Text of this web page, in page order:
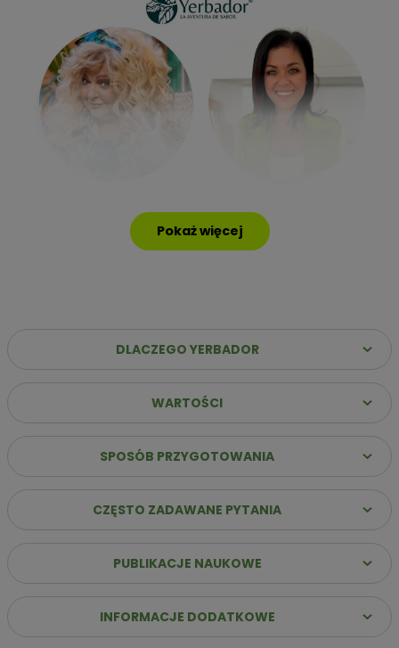
Dlaczego warto wybrać Yerbador Premium?
✔️ Najwyższa jakość suszu– Same liście (sin palo)
poddane starannemu procesowi leżakowania, co
gwarantuje szlachetny i głęboki profil smakowy.
✔️
Stabilna energia bez „zjazdu” – Naturalna kofeina
uwalnia się stopniowo, zapewniając jasność umysłu i siłę do
działania przez wiele godzin.
✔️ Innowacja: Suszenie powietrzem– Nasz susz
przygotowujemy bez użycia dymu i ognia, dzięki czemu jest
łagodny dla żołądka i pozbawiony goryczy.
Pokaż więcej
DLACZEGO YERBADOR
WARTOŚCI
SPOSÓB PRZYGOTOWANIA
CZĘSTO ZADAWANE PYTANIA
PUBLIKACJE NAUKOWE
INFORMACJE DODATKOWE